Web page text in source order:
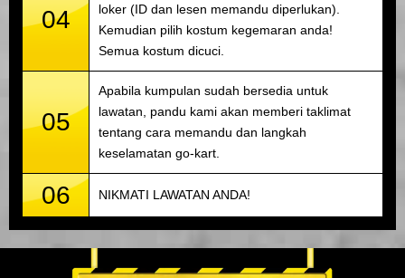
04
loker (ID dan lesen memandu diperlukan).
Kemudian pilih kostum kegemaran anda!
Semua kostum dicuci.
05
Apabila kumpulan sudah bersedia untuk
lawatan, pandu kami akan memberi taklimat
tentang cara memandu dan langkah
keselamatan go-kart.
06 NIKMATI LAWATAN ANDA!